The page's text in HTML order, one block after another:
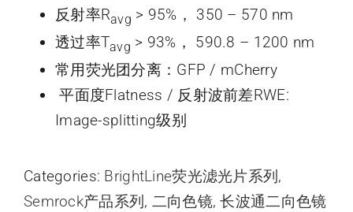
反射率Ravg > 95%， 350 – 570 nm
透过率Tavg > 93%， 590.8 – 1200 nm
常用荧光团分离：GFP / mCherry
平面度Flatness / 反射波前差RWE:
Image-splitting级别
Categories: BrightLine荧光滤光片系列 ,
Semrock产品系列 , 二向色镜,长波通二向色镜